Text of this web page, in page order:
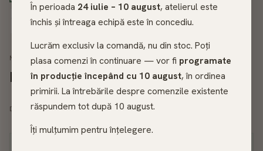
În perioada 24 iulie – 10 august, atelierul este
închis și întreaga echipă este în concediu.
Lucrăm exclusiv la comandă, nu din stoc. Poți
plasa comenzi în continuare — vor fi programate
în producție începând cu 10 august, în ordinea
primirii. La întrebările despre comenzile existente
răspundem tot după 10 august.
Îți mulțumim pentru înțelegere.
MESE DINING DIN LEMN MASIV
Masa Dining Lemn Masiv - Alighieri
DE LA4.483lei4.035lei